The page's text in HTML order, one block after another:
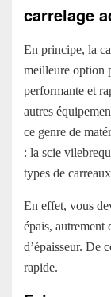
carrelage
En principe, la
meilleure option
performante et
autres
ce genre de
: la scie
types de
En effet, vous
épais, autrement
d’épaisseur. De
rapide.